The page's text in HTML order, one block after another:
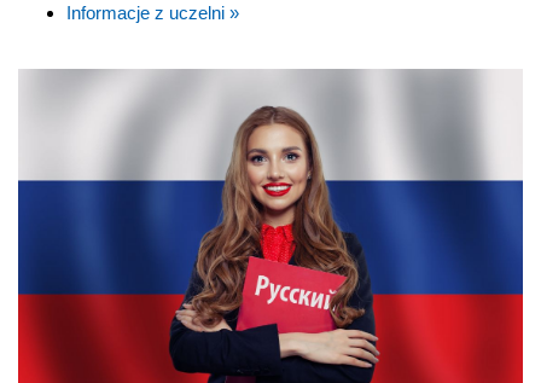
Informacje z uczelni »